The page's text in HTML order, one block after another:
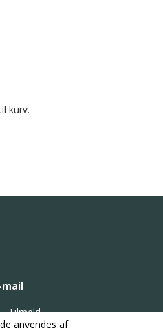
kurv.
mail
Tilmeld
anvendes af